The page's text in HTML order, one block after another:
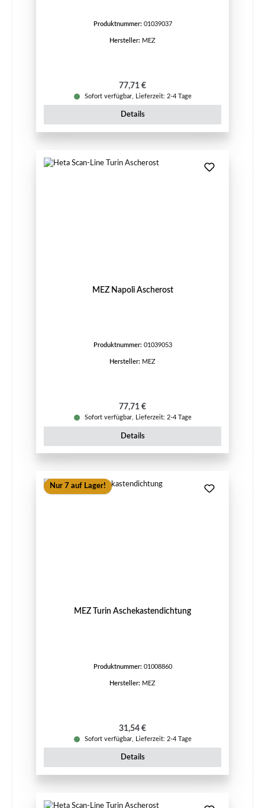
Produktnummer: 01039037
Hersteller: MEZ
Regulärer Preis:
77,71 €
Sofort verfügbar, Lieferzeit: 2-4 Tage
Details
MEZ Napoli Ascherost
Produktnummer: 01039053
Hersteller: MEZ
Regulärer Preis:
77,71 €
Sofort verfügbar, Lieferzeit: 2-4 Tage
Details
Nur 7 auf Lager!
MEZ Turin Aschekastendichtung
Produktnummer: 01008860
Hersteller: MEZ
Regulärer Preis:
31,54 €
Sofort verfügbar, Lieferzeit: 2-4 Tage
Details